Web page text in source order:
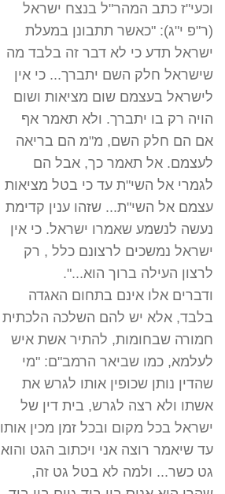
וכעי"ז כתב המהר"ל בנצח ישראל
(ר"פ י"ג): "כאשר תתבונן במעלת
ישראל תדע כי לא דבר זה בלבד מה
שישראל חלק השם יתברך... כי אין
לישראל בעצמם שום מציאות ושום
הויה רק בו יתברך. ולא תאמר אף
אם הם חלק השם, מ"מ הם בריאה
לעצמם. אל תאמר כך, אבל הם
לגמרי אל השי"ת עד כי בטל מציאות
עצמם אל השי"ת... שזהו ענין קדימת
נעשה לנשמע שאמרו ישראל. כי אין
ישראל נמשכים לרצונם כלל , רק
לרצון העילה ברוך הוא...".
ודברים אלו אינם בתחום האגדה
בלבד, אלא יש להם השלכה הלכתית
חמורה שבחומות, להתיר אשת איש
לעלמא, כמו שביאר הרמב"ם: "מי
שהדין נותן שכופין אותו לגרש את
אשתו ולא רצה לגרש, בית דין של
ישראל בכל מקום ובכל זמן מכין אותו
עד שיאמר רוצה אני ויכתוב הגט והוא
גט כשר... ולמה לא בטל גט זה,